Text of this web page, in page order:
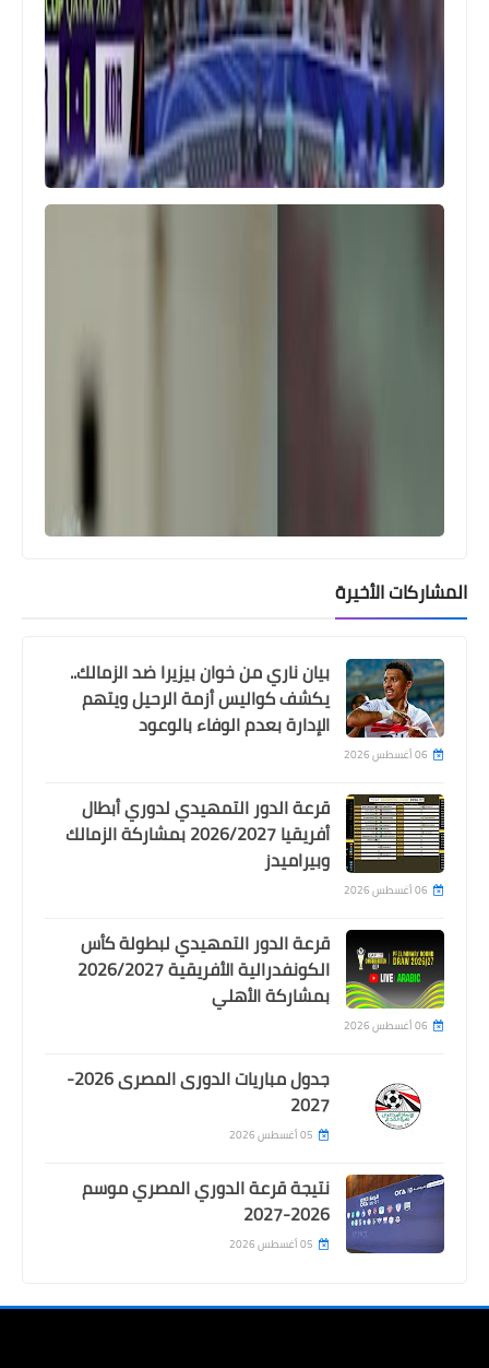
Egypt
الكشف عن الجهاز الفنى الجديد لمنتخب
مصر بقيادة حسام حسن
Egypt
محمد يوسف يعتذر عن التواجد مع حسام
حسن فى الجهاز الفنى للمنتخب
Egypt
عدلى القيعى يعلن رحيل امير توفيق عن
منصب مدير التعاقدات بالاهلى .. و يكشف
البديل
المشاركات الأخيرة
بيان ناري من خوان بيزيرا ضد الزمالك..
يكشف كواليس أزمة الرحيل ويتهم
الإدارة بعدم الوفاء بالوعود
06 أغسطس 2026
قرعة الدور التمهيدي لدوري أبطال
أفريقيا 2026/2027 بمشاركة الزمالك
وبيراميدز
06 أغسطس 2026
قرعة الدور التمهيدي لبطولة كأس
الكونفدرالية الأفريقية 2026/2027
بمشاركة الأهلي
06 أغسطس 2026
جدول مباريات الدورى المصرى 2026-
2027
05 أغسطس 2026
نتيجة قرعة الدوري المصري موسم
2026-2027
05 أغسطس 2026